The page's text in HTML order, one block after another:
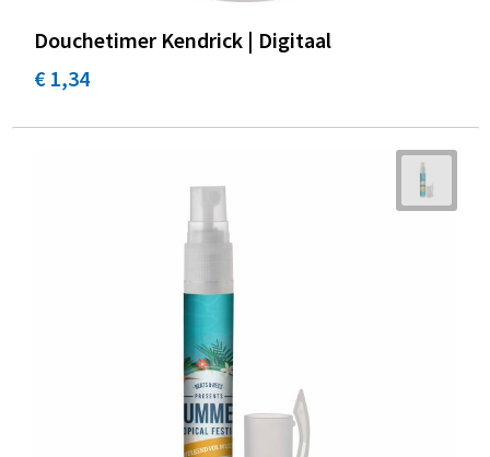
Douchetimer Kendrick | Digitaal
€ 1,34